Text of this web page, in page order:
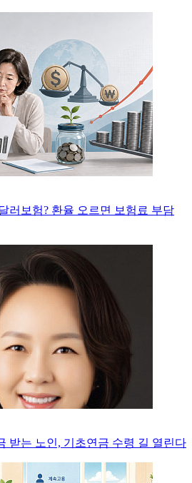
러보험? 환율 오르면 보험료 부담
받는 노인, 기초연금 수령 길 열린다